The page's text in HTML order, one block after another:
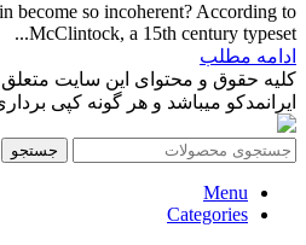
become so incoherent? According to
McClintock, a 15th century typeset...
ادامه مطلب
کلیه حقوق و محتوای این سایت
ایرانمدکو میباشد و هر گونه کپی
جستجو
Menu
Categories